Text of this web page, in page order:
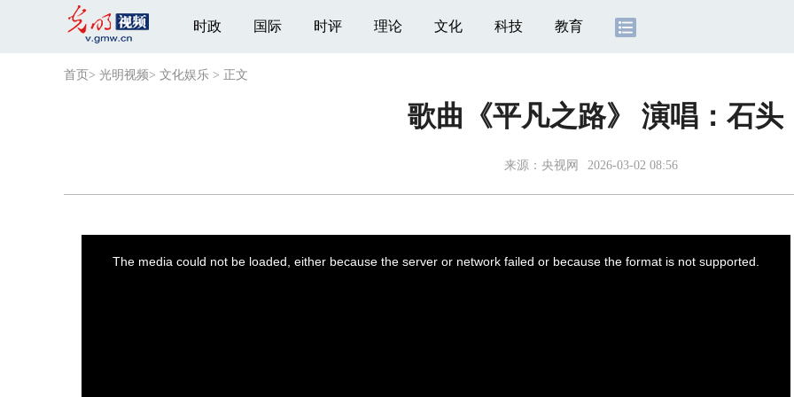
时政 国际 时评 理论 文化 科技 教育
首页 > 光明视频> 文化娱乐 > 正文
歌曲《平凡之路》 演唱：石头
来源： 央视网 2026-03-02 08:56
The media could not be loaded, either because the server or network failed or because the format is not supported.